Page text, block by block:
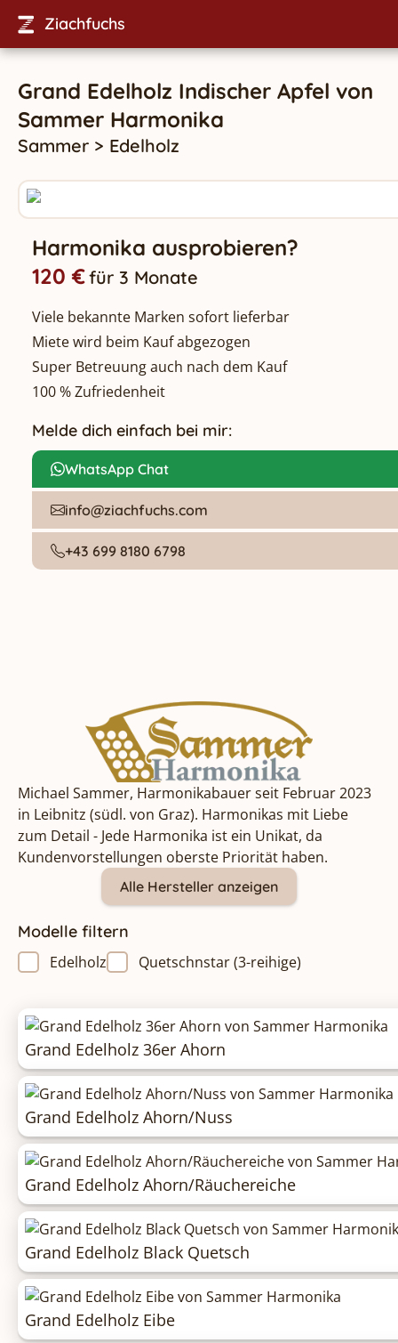
Ziachfuchs
Grand Edelholz Indischer Apfel von
Sammer Harmonika
Sammer > Edelholz
Harmonika ausprobieren?
120 €für 3 Monate
Viele bekannte Marken sofort lieferbar
Miete wird beim Kauf abgezogen
Super Betreuung auch nach dem Kauf
100 % Zufriedenheit
Melde dich einfach bei mir:
WhatsApp Chat
info@ziachfuchs.com
+43 699 8180 6798
Michael Sammer, Harmonikabauer seit Februar 2023
in Leibnitz (südl. von Graz). Harmonikas mit Liebe
zum Detail - Jede Harmonika ist ein Unikat, da
Kundenvorstellungen oberste Priorität haben.
Alle Hersteller anzeigen
Modelle filtern
Edelholz Quetschnstar (3-reihige)
Grand Edelholz 36er Ahorn
Grand Edelholz Ahorn/Nuss
Grand Edelholz Ahorn/Räuchereiche
Grand Edelholz Black Quetsch
Grand Edelholz Eibe